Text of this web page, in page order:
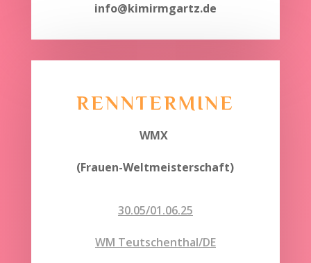
info@kimirmgartz.de
RENNTERMINE
WMX
(Frauen-Weltmeisterschaft)
30.05/01.06.25
WM Teutschenthal/DE